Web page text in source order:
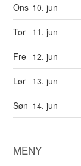
Ons 10. jun
Tor 11. jun
Fre 12. jun
Lør 13. jun
Søn 14. jun
MENY